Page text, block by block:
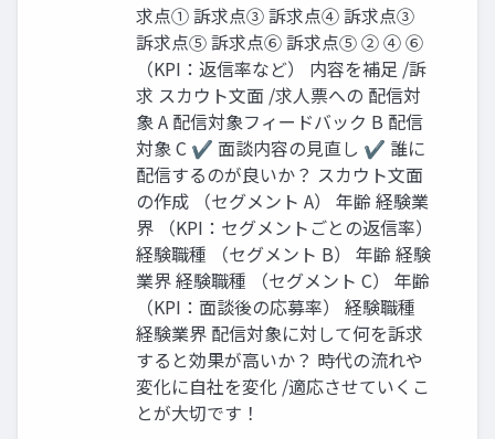
求点① 訴求点③ 訴求点④ 訴求点③
訴求点⑤ 訴求点⑥ 訴求点⑤ ② ④ ⑥
（KPI：返信率など） 内容を補足 /訴
求 スカウト文面 /求人票への 配信対
象 A 配信対象フィードバック B 配信
対象 C ✔ 面談内容の見直し ✔ 誰に
配信するのが良いか？ スカウト文面
の作成 （セグメント A） 年齢 経験業
界 （KPI：セグメントごとの返信率）
経験職種 （セグメント B） 年齢 経験
業界 経験職種 （セグメント C） 年齢
（KPI：面談後の応募率） 経験職種
経験業界 配信対象に対して何を訴求
すると効果が高いか？ 時代の流れや
変化に自社を変化 /適応させていくこ
とが大切です！